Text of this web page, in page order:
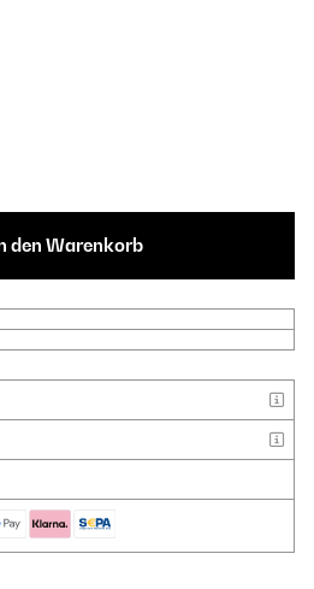
den Warenkorb